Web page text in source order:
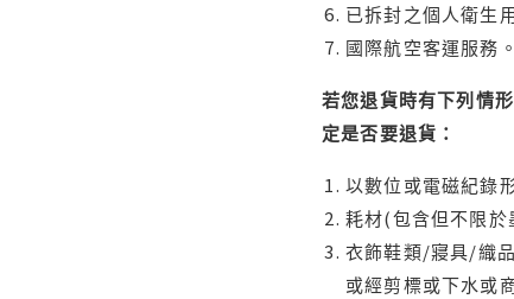
已拆封之個人衛生
國際航空客運服務。
若您退貨時有下列情
定是否要退貨：
以數位或電磁紀錄
耗材(包含但不限於
衣飾鞋類/寢具/織
或經剪標或下水或